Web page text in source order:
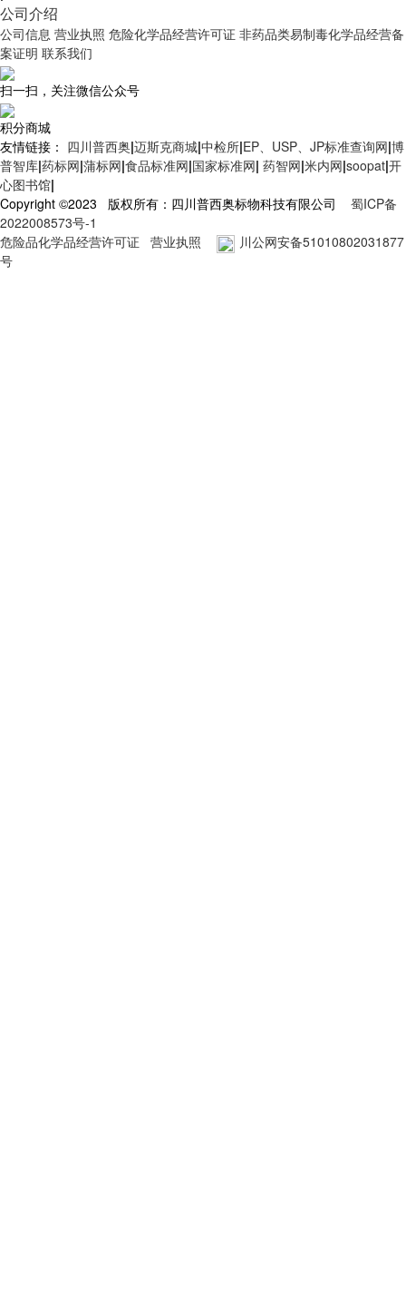
公司介绍
公司信息 营业执照 危险化学品经营许可证 非药品类易制毒化学品经营备
案证明 联系我们
扫一扫，关注微信公众号
积分商城
友情链接： 四川普西奥|迈斯克商城|中检所|EP、USP、JP标准查询网|博
普智库|药标网|蒲标网|食品标准网|国家标准网| 药智网|米内网|soopat|开
心图书馆|
Copyright ©2023 版权所有：四川普西奥标物科技有限公司 蜀ICP备
2022008573号-1
危险品化学品经营许可证
营业执照
川公网安备51010802031877
号